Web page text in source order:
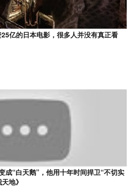
25亿的日本电影，很多人并没有真正看
成“白天鹅”，他用十年时间捍卫“不切实
地》